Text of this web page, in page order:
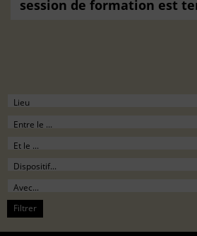
session de formation est
Filtrer